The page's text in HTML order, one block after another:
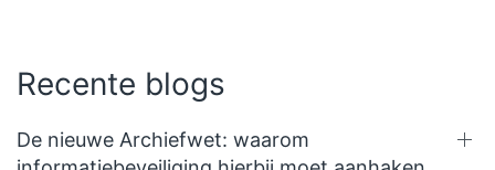
Recente blogs
De nieuwe Archiefwet: waarom